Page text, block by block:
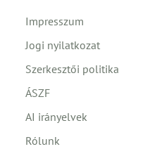
Impresszum
Jogi nyilatkozat
Szerkesztői politika
ÁSZF
AI irányelvek
Rólunk